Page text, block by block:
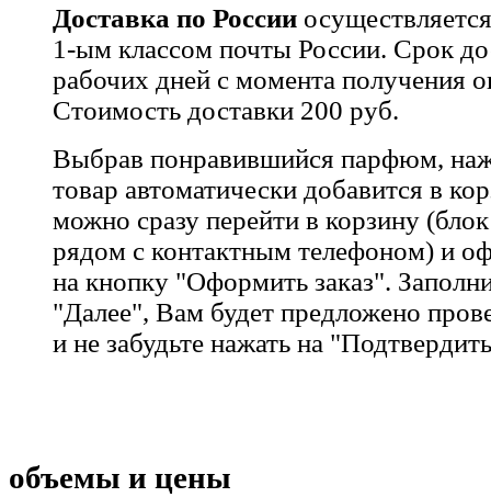
Доставка по России
1-ым классом почты России. Срок
рабочих дней с момента получения
Стоимость доставки 200 руб.
Выбрав понравившийся парфюм,
товар автоматически добавится в
можно сразу перейти в корзину
рядом с контактным телефоном) и
на кнопку "Оформить заказ".
"Далее", Вам будет предложено
и не забудьте нажать на
объемы и цены